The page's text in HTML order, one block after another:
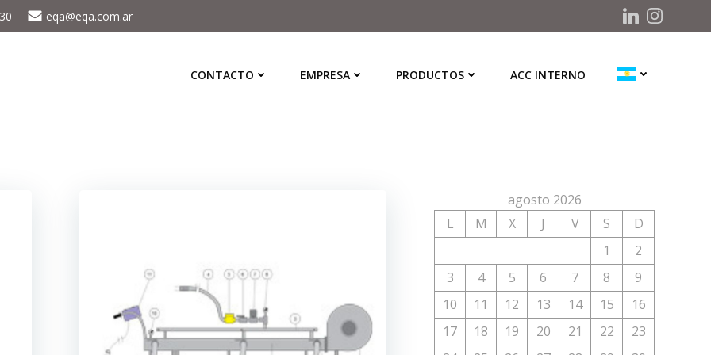
eqa@eqa.com.ar
CONTACTO EMPRESA PRODUCTOS ACC INTERNO
agosto 2026
L
M X J V S
D
1
2
3
4 5 6 7 8
9
10
11 12 13 14 15
16
17
18 19 20 21 22
23